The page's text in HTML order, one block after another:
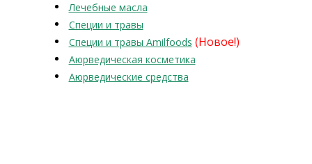
Лечебные масла
Специи и травы
Специи и травы Amilfoods (Новое!)
Аюрведическая косметика
Аюрведические средства